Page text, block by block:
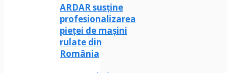
ARDAR susține
profesionalizarea
pieței de mașini
rulate din
România